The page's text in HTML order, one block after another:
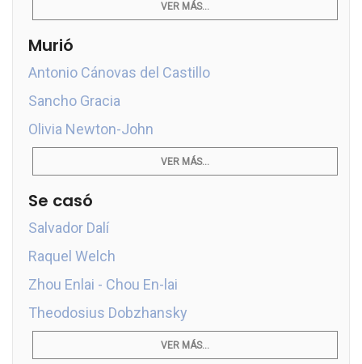
VER MÁS...
Murió
Antonio Cánovas del Castillo
Sancho Gracia
Olivia Newton-John
VER MÁS...
Se casó
Salvador Dalí
Raquel Welch
Zhou Enlai - Chou En-lai
Theodosius Dobzhansky
VER MÁS...